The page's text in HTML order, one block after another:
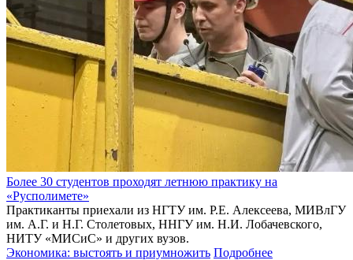
Более 30 студентов проходят летнюю практику на
«Русполимете»
Практиканты приехали из НГТУ им. Р.Е. Алексеева, МИВлГУ
им. А.Г. и Н.Г. Столетовых, ННГУ им. Н.И. Лобачевского,
НИТУ «МИСиС» и других вузов.
Экономика: выстоять и приумножить Подробнее